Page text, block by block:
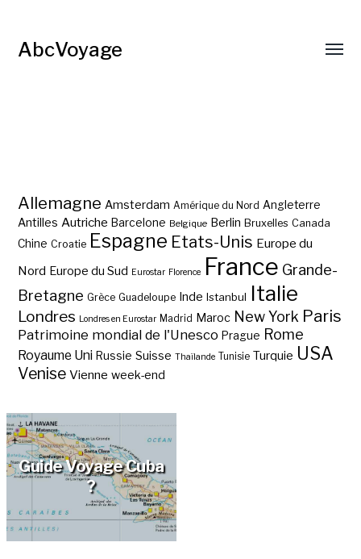
AbcVoyage
Allemagne Amsterdam Amérique du Nord Angleterre
Antilles Autriche Barcelone Belgique Berlin Bruxelles Canada
Chine Croatie Espagne Etats-Unis Europe du
Nord Europe du Sud Eurostar Florence France Grande-
Bretagne Grèce Guadeloupe Inde Istanbul Italie
Londres Londres en Eurostar Madrid Maroc New York Paris
Patrimoine mondial de l'Unesco Prague Rome
Royaume Uni Russie Suisse Thaïlande Tunisie Turquie USA
Venise Vienne week-end
Guide Voyage Cuba
?